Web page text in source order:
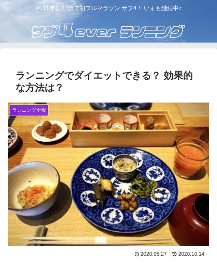
2011年に47歳で初フルマラソン サブ4！ いまも継続中♪
ランニングでダイエットできる？ 効果的
な方法は？
ランニング全般
2020.05.27 2020.10.14